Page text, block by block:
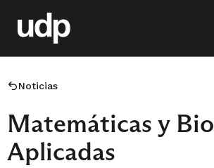
Noticias
Matemáticas y
Aplicadas